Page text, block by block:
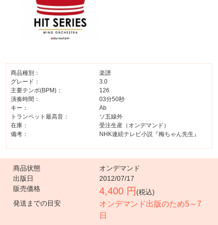
商品種別：
楽譜
グレード：
3.0
主要テンポ(BPM)：
126
演奏時間：
03分50秒
キー：
Ab
トランペット最高音：
ソ五線外
在庫：
受注生産（オンデマンド）
備考：
NHK連続テレビ小説『梅ちゃん先生』
商品状態
オンデマンド
出版日
2012/07/17
販売価格
4,400 円 (税込)
発送までの目安
オンデマンド出版のため5～7
日